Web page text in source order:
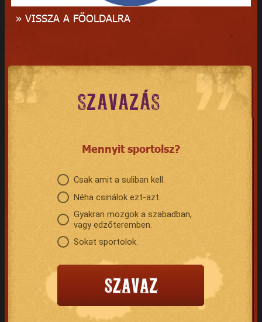
» VISSZA A FŐOLDALRA
SZAVAZÁS
Mennyit sportolsz?
Csak amit a suliban kell.
Néha csinálok ezt-azt.
Gyakran mozgok a szabadban,
vagy edzőteremben.
Sokat sportolok.